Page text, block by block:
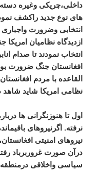
داخلی،چریکی وغیره دسته
های نوع جدید راکشف
انتخابی وضرورت
ازدیدگاه نظامیان امریکا
انتخاب نمودند تا صدام
افغانستان جنگ ضرورت
القاعده با مردم
نظامی امریکا شاید شاهد
اول تا هنوزنگرانی ها
نرفته. اگرنیروهای
نیروهای امنیتی
درآن صورت غروربرباد
سیاسی واخلاقی درمنطقه